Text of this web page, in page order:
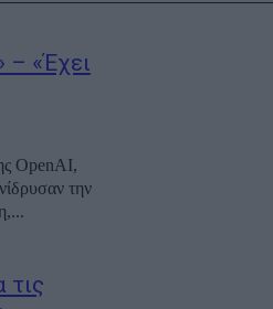
«Έχει
OpenAI,
την
τις